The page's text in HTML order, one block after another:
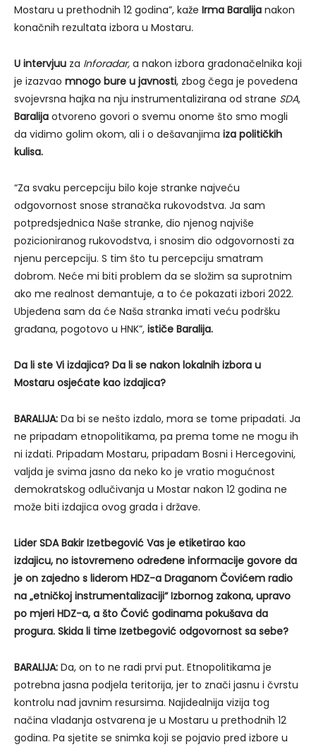
Mostaru u prethodnih 12 godina”, kaže Irma Baralija nakon
konačnih rezultata izbora u Mostaru.
U intervjuu za Inforadar, a nakon izbora gradonačelnika koji
je izazvao mnogo bure u javnosti, zbog čega je povedena
svojevrsna hajka na nju instrumentalizirana od strane SDA,
Baralija otvoreno govori o svemu onome što smo mogli
da vidimo golim okom, ali i o dešavanjima iza političkih
kulisa.
“Za svaku percepciju bilo koje stranke najveću
odgovornost snose stranačka rukovodstva. Ja sam
potpredsjednica Naše stranke, dio njenog najviše
pozicioniranog rukovodstva, i snosim dio odgovornosti za
njenu percepciju. S tim što tu percepciju smatram
dobrom. Neće mi biti problem da se složim sa suprotnim
ako me realnost demantuje, a to će pokazati izbori 2022.
Ubjeđena sam da će Naša stranka imati veću podršku
građana, pogotovo u HNK”, ističe Baralija.
Da li ste Vi izdajica? Da li se nakon lokalnih izbora u
Mostaru osjećate kao izdajica?
BARALIJA: Da bi se nešto izdalo, mora se tome pripadati. Ja
ne pripadam etnopolitikama, pa prema tome ne mogu ih
ni izdati. Pripadam Mostaru, pripadam Bosni i Hercegovini,
valjda je svima jasno da neko ko je vratio mogućnost
demokratskog odlučivanja u Mostar nakon 12 godina ne
može biti izdajica ovog grada i države.
Lider SDA Bakir Izetbegović Vas je etiketirao kao
izdajicu, no istovremeno određene informacije govore da
je on zajedno s liderom HDZ-a Draganom Čovićem radio
na „etničkoj instrumentalizaciji“ Izbornog zakona, upravo
po mjeri HDZ-a, a što Čović godinama pokušava da
progura. Skida li time Izetbegović odgovornost sa sebe?
BARALIJA: Da, on to ne radi prvi put. Etnopolitikama je
potrebna jasna podjela teritorija, jer to znači jasnu i čvrstu
kontrolu nad javnim resursima. Najidealnija vizija tog
načina vladanja ostvarena je u Mostaru u prethodnih 12
godina. Pa sjetite se snimka koji se pojavio pred izbore u